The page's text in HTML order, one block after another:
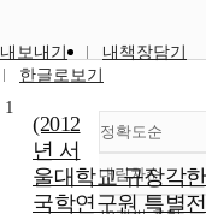
내보내기
내책장담기
한글로보기
정확도순
정확도
순
내림차순
1
(2012
년 서
울대학교 규장각한
국학연구원 특별전